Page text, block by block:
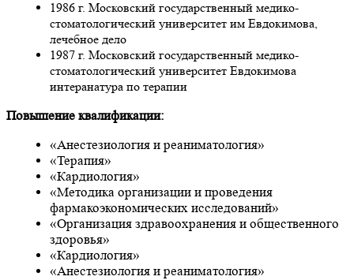
1986 г. Московский государственный медико-
стоматологический университет им Евдокимова,
лечебное дело
1987 г. Московский государственный медико-
стоматологический университет Евдокимова
интеранатура по терапии
Повышение квалификации:
«Анестезиология и реаниматология»
«Терапия»
«Кардиология»
«Методика организации и проведения
фармакоэкономических исследований»
«Организация здравоохранения и общественного
здоровья»
«Кардиология»
«Анестезиология и реаниматология»